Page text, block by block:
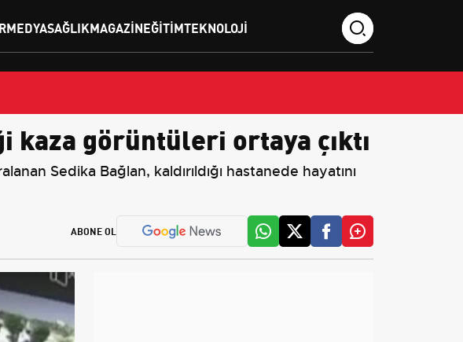
MEDYASAĞLIKMAGAZINEĞITIMTEKNOLOJI
kaza görüntüleri ortaya çıktı
Sedika Bağlan, kaldırıldığı hastanede hayatını
ABONE OL